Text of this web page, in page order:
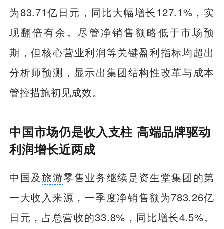
为83.71亿日元，同比大幅增长127.1%，实
现翻倍有余。尽管净销售额略低于市场预
期，但核心营业利润等关键盈利指标均超出
分析师预测，显示出集团结构性改革与成本
管控措施初见成效。
中国市场仍是收入支柱 高端品牌驱动
利润增长近两成
中国及 旅游零售业务继续是资生堂集团的第
一大收入来源，一季度净销售额为783.26亿
日元，占总营收的33.8%，同比增长4.5%。